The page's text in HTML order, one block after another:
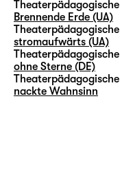
Theaterpädagogische
Brennende Erde (UA)
Theaterpädagogische
stromaufwärts (UA)
Theaterpädagogische
ohne Sterne (DE)
Theaterpädagogische
nackte Wahnsinn